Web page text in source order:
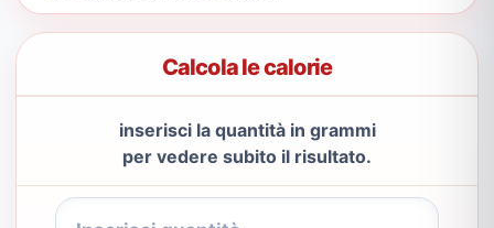
Calcola le calorie
inserisci la quantità in grammi
per vedere subito il risultato.